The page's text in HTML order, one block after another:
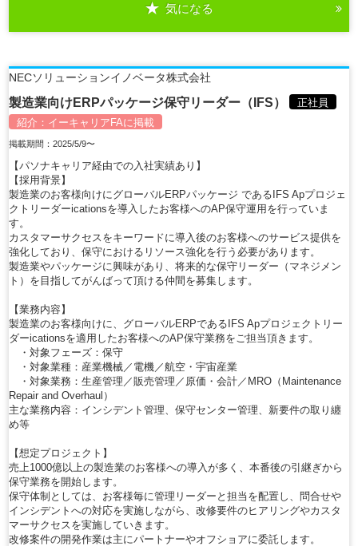
気になる
NECソリューションイノベータ株式会社
製造業向けERPパッケージ保守リーダー（IFS）
正社員
紹介： イーキャリアFAに掲載
掲載期間：2025/5/9〜
【パソナキャリア経由での入社実績あり】
【採用背景】
製造業のお客様向けにグローバルERPパッケージ であるIFS Apプロジェ
クトリーダーicationsを導入したお客様へのAP保守運用を行っていま
す。
カスタマーサクセスをキーワードに導入後のお客様へのサービス提供を
強化しており、保守におけるリソース強化を行う必要があります。
製造業やパッケージに興味があり、将来的な保守リーダー（マネジメン
ト）を目指してがんばって頂ける仲間を募集します。
【業務内容】
製造業のお客様向けに、グローバルERPであるIFS Apプロジェクトリー
ダーicationsを適用したお客様へのAP保守業務をご担当頂きます。
・対象フェーズ：保守
・対象業種：産業機械／電機／航空・宇宙産業
・対象業務：生産管理／販売管理／原価・会計／MRO（Maintenance
Repair and Overhaul）
主な業務内容：インシデント管理、保守センター管理、新要件の取り纏
め等
【想定プロジェクト】
売上1000億以上の製造業のお客様への導入が多く、本番後の引継ぎから
保守業務を開始します。
保守体制としては、お客様毎に管理リーダーと担当を配置し、問合せや
インシデントへの対応を実施しながら、改修要件のヒアリングやカスタ
マーサクセスを実施していきます。
改修案件の開発作業は主にパートナーやオフショアに委託します。